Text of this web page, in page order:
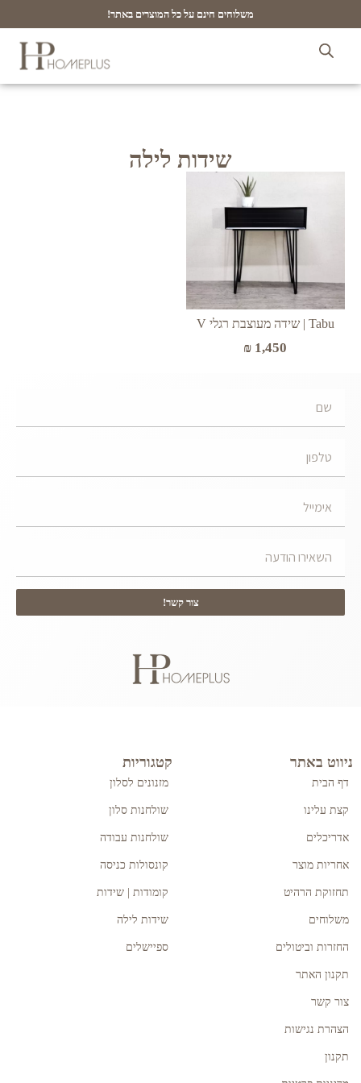
משלוחים חינם על כל המוצרים באתר!
שידות לילה
Tabu | שידה מעוצבת רגלי V
₪ 1,450
צור קשר!
ניווט באתר
דף הבית
קצת עלינו
אדריכלים
אחריות מוצר
תחזוקת הרהיט
משלוחים
החזרות וביטולים
תקנון האתר
צור קשר
הצהרת נגישות
תקנון
קטגוריות
מזנונים לסלון
שולחנות סלון
שולחנות עבודה
קונסולות כניסה
קומודות | שידות
שידות לילה
ספיישלים